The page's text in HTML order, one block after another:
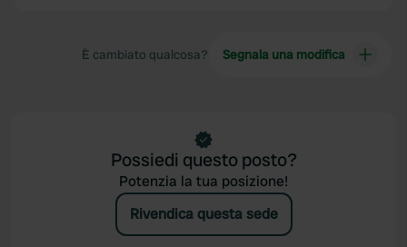
È cambiato qualcosa? Segnala una modifica
Possiedi questo posto?
Potenzia la tua posizione!
Rivendica questa sede